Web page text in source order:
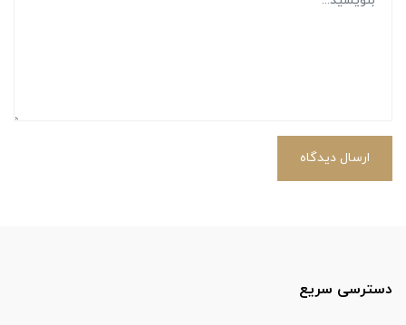
ارسال دیدگاه
دسترسی سریع